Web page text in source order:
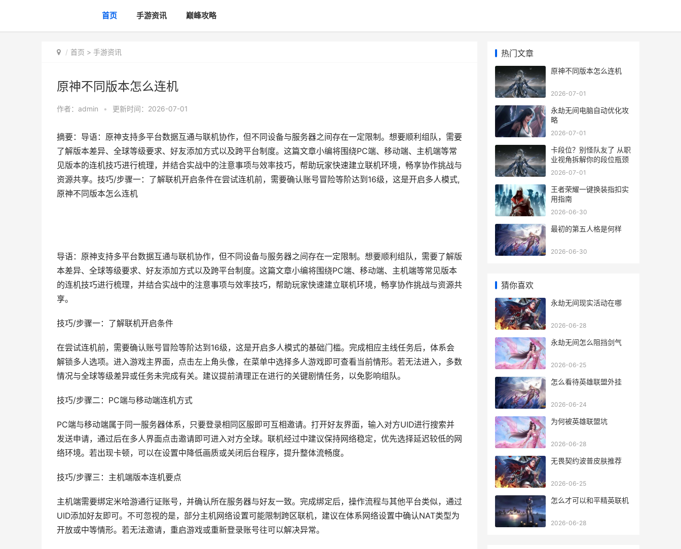
首页 手游资讯 巅峰攻略
首页 > 手游资讯
原神不同版本怎么连机
作者： admin • 更新时间：2026-07-01
摘要：导语：原神支持多平台数据互通与联机协作，但不同设备与服务器之间存在一定限制。想要顺利组队，需要
了解版本差异、全球等级要求、好友添加方式以及跨平台制度。这篇文章小编将围绕PC端、移动端、主机端等常
见版本的连机技巧进行梳理，并结合实战中的注意事项与效率技巧，帮助玩家快速建立联机环境，畅享协作挑战与
资源共享。技巧/步骤一：了解联机开启条件在尝试连机前，需要确认账号冒险等阶达到16级，这是开启多人模式,
原神不同版本怎么连机
导语：原神支持多平台数据互通与联机协作，但不同设备与服务器之间存在一定限制。想要顺利组队，需要了解版
本差异、全球等级要求、好友添加方式以及跨平台制度。这篇文章小编将围绕PC端、移动端、主机端等常见版本
的连机技巧进行梳理，并结合实战中的注意事项与效率技巧，帮助玩家快速建立联机环境，畅享协作挑战与资源共
享。
技巧/步骤一：了解联机开启条件
在尝试连机前，需要确认账号冒险等阶达到16级，这是开启多人模式的基础门槛。完成相应主线任务后，体系会
解锁多人选项。进入游戏主界面，点击左上角头像，在菜单中选择多人游戏即可查看当前情形。若无法进入，多数
情况与全球等级差异或任务未完成有关。建议提前清理正在进行的关键剧情任务，以免影响组队。
技巧/步骤二：PC端与移动端连机方式
PC端与移动端属于同一服务器体系，只要登录相同区服即可互相邀请。打开好友界面，输入对方UID进行搜索并
发送申请，通过后在多人界面点击邀请即可进入对方全球。联机经过中建议保持网络稳定，优先选择延迟较低的网
络环境。若出现卡顿，可以在设置中降低画质或关闭后台程序，提升整体流畅度。
技巧/步骤三：主机端版本连机要点
主机端需要绑定米哈游通行证账号，并确认所在服务器与好友一致。完成绑定后，操作流程与其他平台类似，通过
UID添加好友即可。不可忽视的是，部分主机网络设置可能限制跨区联机，建议在体系网络设置中确认NAT类型为
开放或中等情形。若无法邀请，重启游戏或重新登录账号往可以解决异常。
热门文章
原神不同版本怎么连机
2026-07-01
永劫无间电脑自动优化攻
略
2026-07-01
卡段位？别怪队友了 从职
业视角拆解你的段位瓶颈
2026-07-01
王者荣耀一键换装指扣实
用指南
2026-06-30
最初的第五人格是何样
2026-06-30
猜你喜欢
永劫无间现实活动在哪
2026-06-28
永劫无间怎么阻挡剑气
2026-06-25
怎么看待英雄联盟外挂
2026-06-24
为何被英雄联盟坑
2026-06-28
无畏契约波普皮肤推荐
2026-06-25
怎么才可以和平精英联机
2026-06-28